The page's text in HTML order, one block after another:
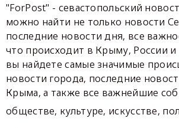
"ForPost" - севастопольский
можно найти не только новости
последние новости дня, все
что происходит в Крыму, России и
вы найдете самые значимые
новости города, последние
Крыма, а также все важнейшие
обществе, культуре, искусстве,